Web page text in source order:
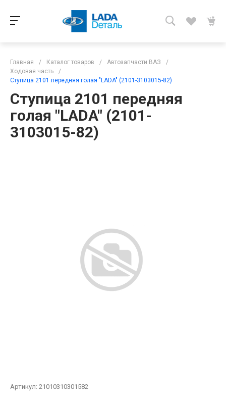
Главная / Каталог товаров / Автозапчасти ВАЗ
/
Ходовая часть
/
Ступица 2101 передняя голая "LADA" (2101-3103015-82)
Ступица 2101 передняя
голая "LADA" (2101-
3103015-82)
Артикул: 21010310301582